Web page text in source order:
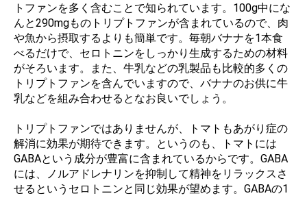
トファンを多く含むことで知られています。100g中にな
んと290mgものトリプトファンが含まれているので、肉
や魚から摂取するよりも簡単です。毎朝バナナを1本食
べるだけで、セロトニンをしっかり生成するための材料
がそろいます。また、牛乳などの乳製品も比較的多くの
トリプトファンを含んでいますので、バナナのお供に牛
乳などを組み合わせるとなお良いでしょう。
トリプトファンではありませんが、トマトもあがり症の
解消に効果が期待できます。というのも、トマトには
GABAという成分が豊富に含まれているからです。GABA
には、ノルアドレナリンを抑制して精神をリラックスさ
せるというセロトニンと同じ効果が望めます。GABAの1